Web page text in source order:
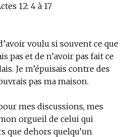
12: 4 à 17
voulu si souvent ce que
pas et de n’avoir pas fait ce
Je m’épuisais contre des
pas ma maison.
mes discussions, mes
orgueil de celui qui
que dehors quelqu’un